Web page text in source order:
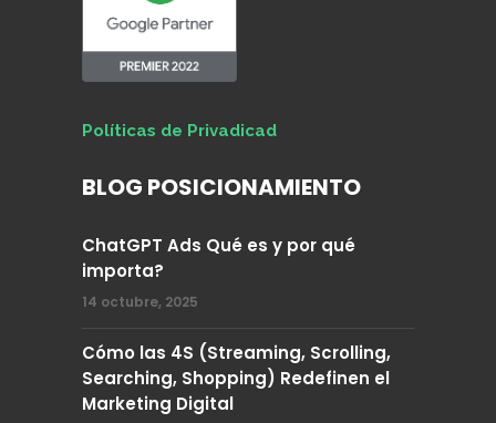
Políticas de Privadicad
BLOG POSICIONAMIENTO
ChatGPT Ads Qué es y por qué
importa?
14 octubre, 2025
Cómo las 4S (Streaming, Scrolling,
Searching, Shopping) Redefinen el
Marketing Digital